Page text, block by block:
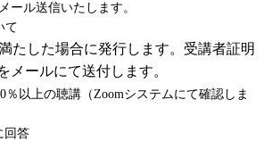
ール送信いたします。
て
たした場合に発行します。受講者証明
メールにて送付します。
％以上の聴講（Zoomシステムにて確認しま
回答